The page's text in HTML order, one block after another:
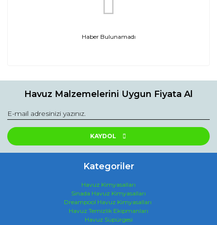
Haber Bulunamadı
Havuz Malzemelerini Uygun Fiyata Al
KAYDOL
Kategoriler
Havuz Kimyasalları
Sinada Havuz Kimyasalları
Dreampool Havuz Kimyasalları
Havuz Temizlik Ekipmanları
Havuz Süpürgesi